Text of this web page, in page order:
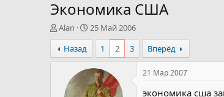
Экономика США
А
в
т
о
Alan
Д
а
а
н
а
ч
25 Май 2006
Назад
1 2 3 Вперёд
21 Мар 2007
экономика сша